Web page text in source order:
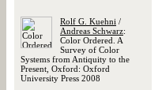
Rolf G. Kuehni /
Andreas Schwarz:
Color Ordered. A
Survey of Color
Systems from Antiquity to the
Present, Oxford: Oxford
University Press 2008